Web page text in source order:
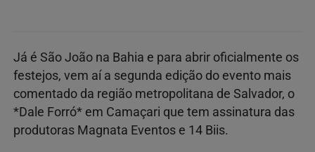
Já é São João na Bahia e para abrir oficialmente os
festejos, vem aí a segunda edição do evento mais
comentado da região metropolitana de Salvador, o
*Dale Forró* em Camaçari que tem assinatura das
produtoras Magnata Eventos e 14 Biis.